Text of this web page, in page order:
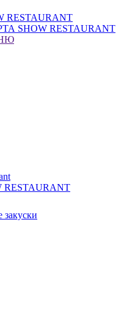
SHOW RESTAURANT
RESTAURANT
закуски